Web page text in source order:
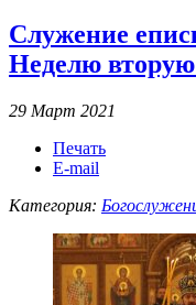
Служение
Неделю
29 Март 2021
Печать
E-mail
Категория: